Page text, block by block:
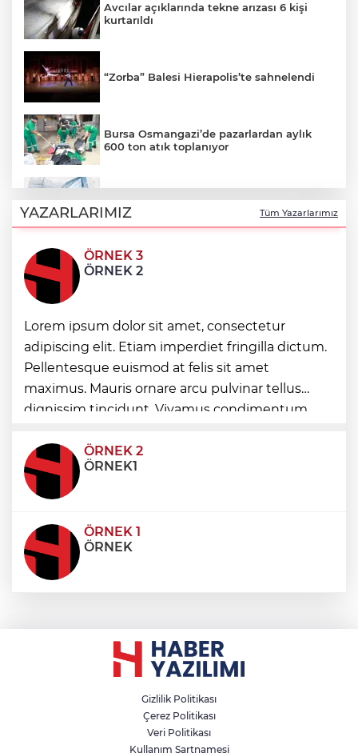
Avcılar açıklarında tekne arızası 6 kişi
kurtarıldı
“Zorba” Balesi Hierapolis’te sahnelendi
Bursa Osmangazi’de pazarlardan aylık
600 ton atık toplanıyor
6,5 milyon TL’ye kadar destek
Kutupların geleceğine bilimsel bakış
Bakan Şimşek: Kamu kaynaklarında
yapay zekâ dönemi
Ticaret'ten Türk ihracatçısına Endonezya
pazarı rehberi
YAZARLARIMIZ Tüm Yazarlarımız
ÖRNEK 3
ÖRNEK 2
Lorem ipsum dolor sit amet, consectetur
adipiscing elit. Etiam imperdiet fringilla dictum.
Pellentesque euismod at felis sit amet
maximus. Mauris ornare arcu pulvinar tellus
dignissim tincidunt. Vivamus condimentum
condimentum eros et, faucibus sapien. Praese
ÖRNEK 2
ÖRNEK1
ÖRNEK 1
ÖRNEK
Gizlilik Politikası
Çerez Politikası
Veri Politikası
Kullanım Şartnamesi